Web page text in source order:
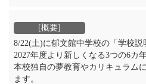
8/22(土)に郁文館中学校の「学校説
2027年度より新しくなる3つの6カ
本校独自の夢教育やカリキュラム
ます。